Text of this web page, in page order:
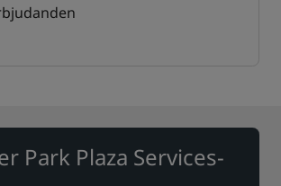
Park Plaza Services-